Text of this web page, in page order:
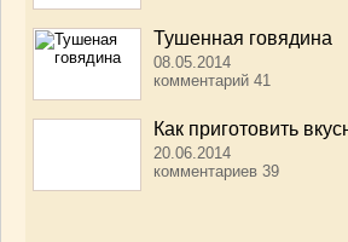
Тушенная говядина
08.05.2014
комментарий 41
Как приготовить
20.06.2014
комментариев 39